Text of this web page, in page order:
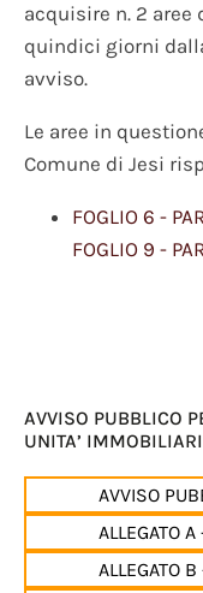
acquisire n. 2
quindici giorni
avviso.
Le aree in
Comune di Jesi
FOGLIO 6 -
FOGLIO 9 -
AVVISO PUBBLICO
UNITA’
AVVISO
ALLEGATO
ALLEGATO